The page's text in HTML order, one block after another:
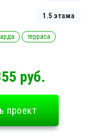
1.5 этажа
терраса
руб.
проект